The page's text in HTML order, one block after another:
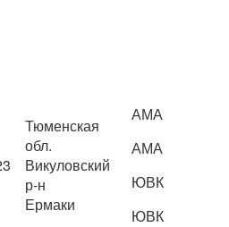
Тюменская
обл.
Викуловский
р-н
Ермаки
АМА
АМА
ЮВК
ЮВК